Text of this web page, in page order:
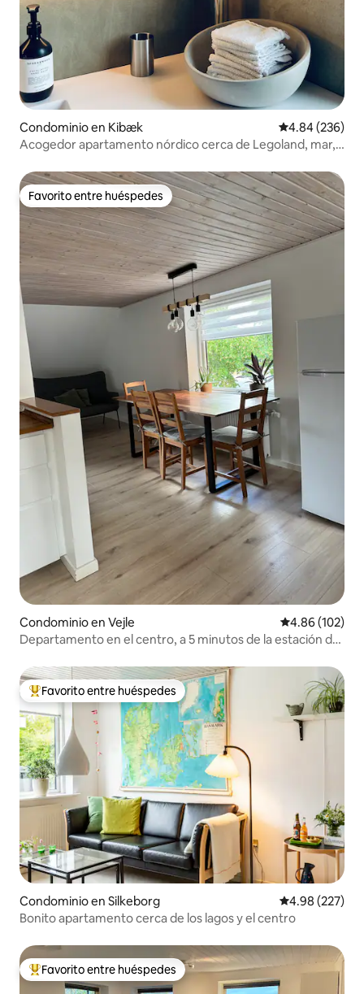
Condominio en Kibæk Calificación
4.84 (236)
Acogedor apartamento nórdico cerca de Legoland, mar,
Favorito entre huéspedes
Favorito entre huéspedes
Condominio en Vejle Calificación
4.86 (102)
Departamento en el centro, a 5 minutos de la estación de
De los mejores en Favorito entre huéspedes
Favorito entre huéspedes
Condominio en Silkeborg Calificación
4.98 (227)
Bonito apartamento cerca de los lagos y el centro
De los mejores en Favorito entre huéspedes
Favorito entre huéspedes